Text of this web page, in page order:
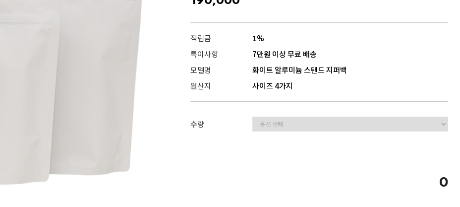
적립금
1%
특이사항
7만원 이상 무료 배송
모델명
화이트 알루미늄 스탠드 지퍼백
원산지
사이즈 4가지
수량
0